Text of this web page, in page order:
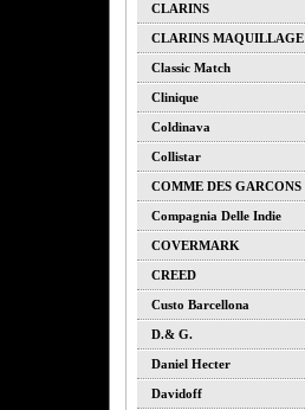
CLARINS
CLARINS MAQUILLAGE
Classic Match
Clinique
Coldinava
Collistar
COMME DES GARCONS
Compagnia Delle Indie
COVERMARK
CREED
Custo Barcellona
D.& G.
Daniel Hecter
Davidoff